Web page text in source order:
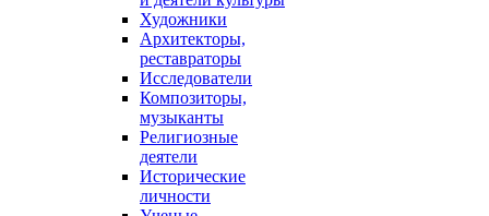
Художники
Архитекторы,
реставраторы
Исследователи
Композиторы,
музыканты
Религиозные
деятели
Исторические
личности